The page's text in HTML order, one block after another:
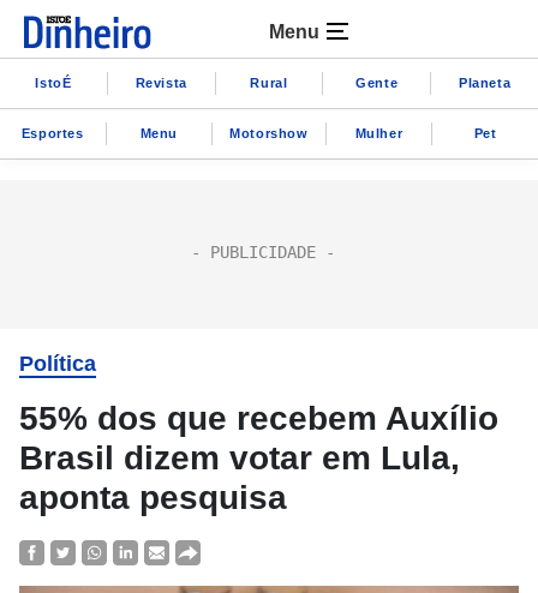
Menu
IstoÉ Revista Rural Gente Planeta
Esportes Menu Motorshow Mulher Pet
Política
55% dos que recebem Auxílio
Brasil dizem votar em Lula,
aponta pesquisa